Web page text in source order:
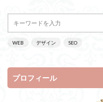
WEB デザイン SEO
プロフィール